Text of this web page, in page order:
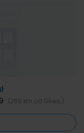
(269 km od Gliwic)